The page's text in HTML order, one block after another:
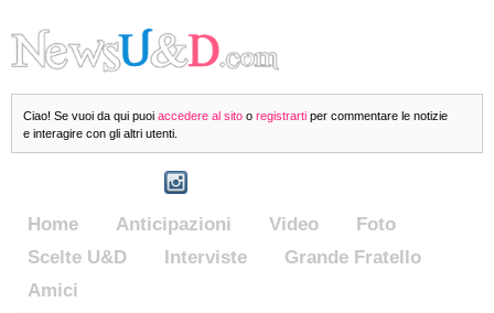
Ciao! Se vuoi da qui puoi accedere al sito o registrarti per commentare le notizie
e interagire con gli altri utenti.
Home Anticipazioni Video
Foto
Scelte U&D
Interviste
Grande Fratello
Amici